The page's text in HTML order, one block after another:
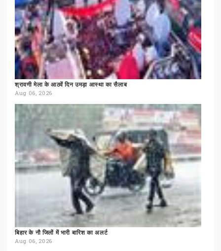
श्रावणी मेला के आठवें दिन उमड़ा आस्था का सैलाब
Aug 06, 2026
बिहार के नौ जिलों में भारी बारिश का अलर्ट
Aug 06, 2026